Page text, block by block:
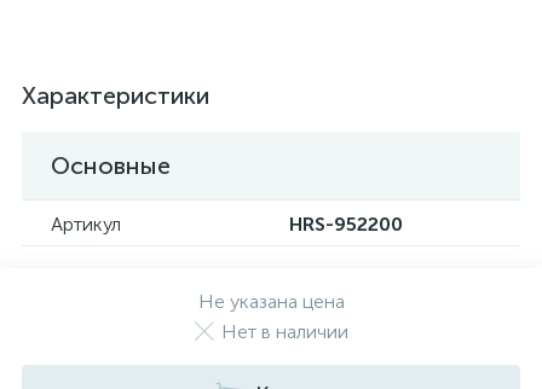
Характеристики
Основные
Артикул HRS-952200
Не указана цена
Нет в наличии